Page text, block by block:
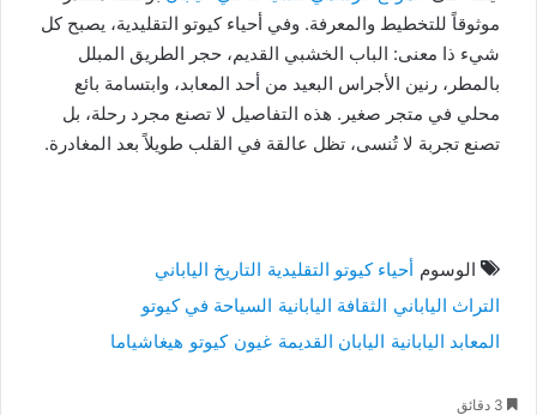
موثوقاً للتخطيط والمعرفة. وفي أحياء كيوتو التقليدية، يصبح كل
شيء ذا معنى: الباب الخشبي القديم، حجر الطريق المبلل
بالمطر، رنين الأجراس البعيد من أحد المعابد، وابتسامة بائع
محلي في متجر صغير. هذه التفاصيل لا تصنع مجرد رحلة، بل
تصنع تجربة لا تُنسى، تظل عالقة في القلب طويلاً بعد المغادرة.
الوسوم أحياء كيوتو التقليدية التاريخ الياباني
التراث الياباني الثقافة اليابانية السياحة في كيوتو
المعابد اليابانية اليابان القديمة غيون كيوتو هيغاشياما